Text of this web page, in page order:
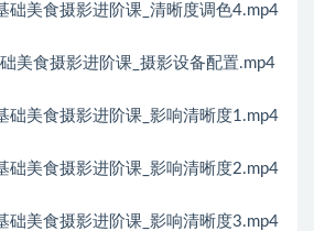
础美食摄影进阶课_清晰度调色4.mp4
美食摄影进阶课_摄影设备配置.mp4
础美食摄影进阶课_影响清晰度1.mp4
础美食摄影进阶课_影响清晰度2.mp4
础美食摄影进阶课_影响清晰度3.mp4